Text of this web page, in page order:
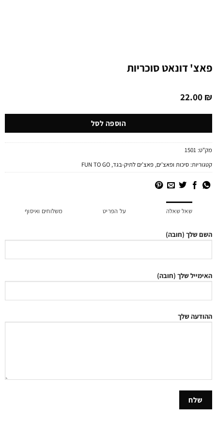
פאצ' דונאט סוכריות
22.00₪
הוספה לסל
מק"ט:1501
קטגוריות:סיכות ופאצ'ים,פאצ'ים לתיק-בגד,
FUN TO GO
שאל שאלה על הפריט משלוחים ואיסוף
השם שלך (חובה)
האימייל שלך (חובה)
ההודעה שלך